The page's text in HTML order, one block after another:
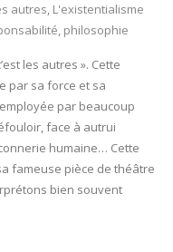
autres, L'existentialisme
, philosophie
les autres ». Cette
par sa force et sa
par beaucoup
face à autrui
humaine… Cette
fameuse pièce de théâtre
bien souvent